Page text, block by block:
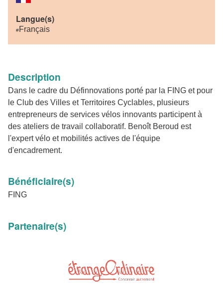
Langue(s)
#Français
Description
Dans le cadre du Définnovations porté par la FING et pour
le Club des Villes et Territoires Cyclables, plusieurs
entrepreneurs de services vélos innovants participent à
des ateliers de travail collaboratif. Benoît Beroud est
l'expert vélo et mobilités actives de l'équipe
d'encadrement.
Bénéficiaire(s)
FING
Partenaire(s)